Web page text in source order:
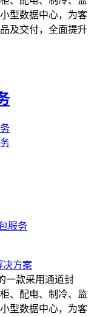
型数据中心，为客
及交付，全面提升
服务
决方案
一款采用通道封
、配电、制冷、监
型数据中心，为客